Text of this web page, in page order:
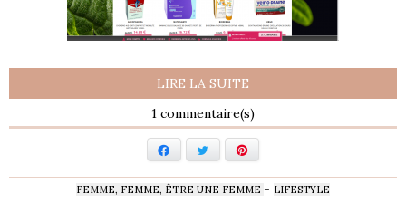
LIRE LA SUITE
1
FacebookTwitter
FEMME, FEMME, ÊTRE UNE FEMME - LIFESTYLE